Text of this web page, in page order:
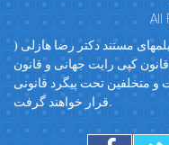
All
مستند دکتر رضا هازلی (
کپی رایت جهانی و قانون
متخلفین تحت پیگرد قانونی
قرار خواهند گرفت.